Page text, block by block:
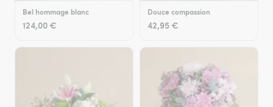
Bel hommage blanc
124,00 €
Douce compassion
42,95 €